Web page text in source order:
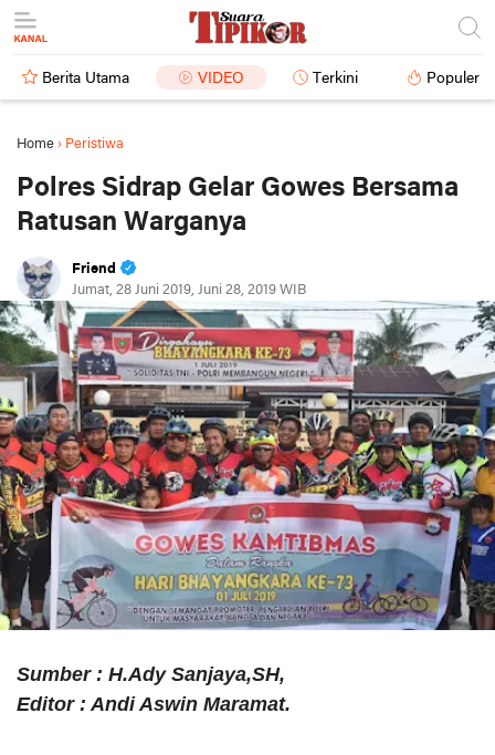
Berita Utama VIDEO Terkini Populer
Home › Peristiwa
Polres Sidrap Gelar Gowes Bersama
Ratusan Warganya
Friend
Jumat, 28 Juni 2019, Juni 28, 2019 WIB
Sumber : H.Ady Sanjaya,SH,
Editor : Andi Aswin Maramat.